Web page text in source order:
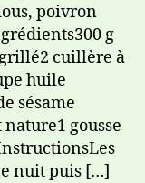
poivron
g
cuillère à
huile
sésame
gousse
nuit puis […]